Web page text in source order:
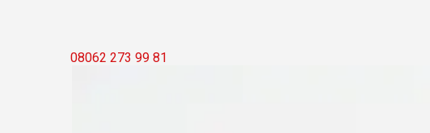
08062 273 99 81